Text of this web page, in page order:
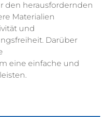
den herausfordernden
Materialien
und
Darüber
eine einfache und